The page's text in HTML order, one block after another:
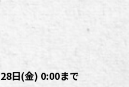
日(金) 0:00まで